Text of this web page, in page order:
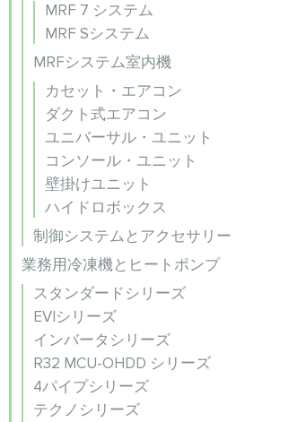
MRF 7 システム
MRF Sシステム
MRFシステム室内機
カセット・エアコン
ダクト式エアコン
ユニバーサル・ユニット
コンソール・ユニット
壁掛けユニット
ハイドロボックス
制御システムとアクセサリー
業務用冷凍機とヒートポンプ
スタンダードシリーズ
EVIシリーズ
インバータシリーズ
R32 MCU-OHDD シリーズ
4パイプシリーズ
テクノシリーズ